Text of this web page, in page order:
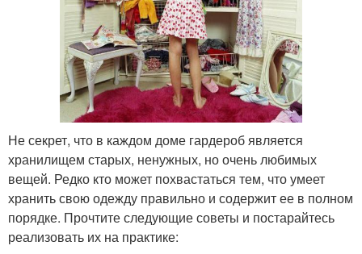
Не секрет, что в каждом доме гардероб является
хранилищем старых, ненужных, но очень любимых
вещей. Редко кто может похвастаться тем, что умеет
хранить свою одежду правильно и содержит ее в полном
порядке. Прочтите следующие советы и постарайтесь
реализовать их на практике: